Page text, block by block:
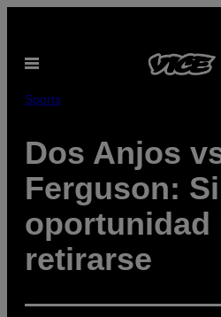
contenido
Abrir
Sports
Dos Anjos
Ferguson:
oportunidad
retirarse